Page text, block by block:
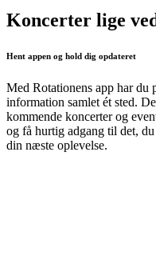
Koncerter lige
Hent appen og hold dig opdateret
Med Rotationens app har du
information samlet ét sted.
kommende koncerter og
og få hurtig adgang til det,
din næste oplevelse.